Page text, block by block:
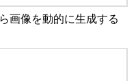
像を動的に生成する